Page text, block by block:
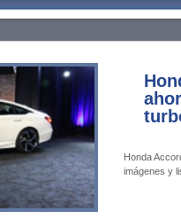
Honda
imágenes y